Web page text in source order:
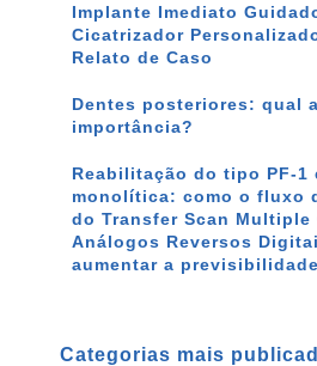
Implante Imediato
Cicatrizador
Relato de Caso
Dentes posteriores: qual
importância?
Reabilitação do tipo PF-1
monolítica: como o fluxo
do Transfer Scan Multiple
Análogos Reversos
aumentar a
Categorias mais